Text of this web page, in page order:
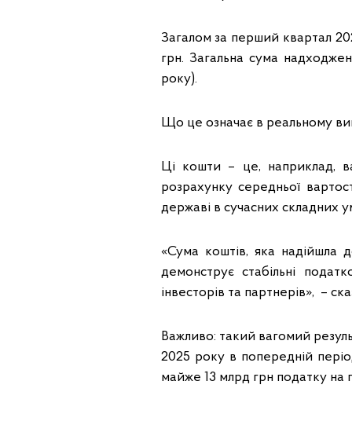
Загалом за перший квартал
грн. Загальна сума
року).
Що це означає в реальному
Ці кошти – це, наприклад,
розрахунку середньої
державі в сучасних складних
«Сума коштів, яка
демонструє стабільні
інвесторів та партнерів», –
Важливо: такий вагомий
2025 року в попередній
майже 13 млрд грн податку на